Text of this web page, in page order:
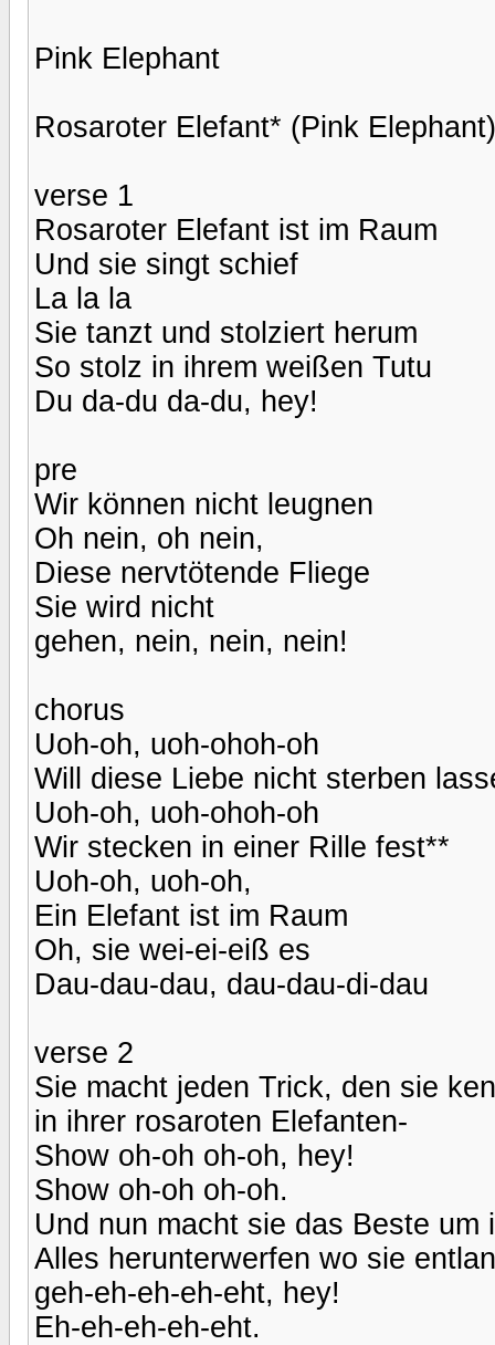
Pink Elephant
Rosaroter Elefant* (Pink Elephant)
verse 1
Rosaroter Elefant ist im Raum
Und sie singt schief
La la la
Sie tanzt und stolziert herum
So stolz in ihrem weißen Tutu
Du da-du da-du, hey!
pre
Wir können nicht leugnen
Oh nein, oh nein,
Diese nervtötende Fliege
Sie wird nicht
gehen, nein, nein, nein!
chorus
Uoh-oh, uoh-ohoh-oh
Will diese Liebe nicht sterben
Uoh-oh, uoh-ohoh-oh
Wir stecken in einer Rille fest**
Uoh-oh, uoh-oh,
Ein Elefant ist im Raum
Oh, sie wei-ei-eiß es
Dau-dau-dau, dau-dau-di-dau
verse 2
Sie macht jeden Trick, den sie
in ihrer rosaroten Elefanten-
Show oh-oh oh-oh, hey!
Show oh-oh oh-oh.
Und nun macht sie das Beste um
Alles herunterwerfen wo sie
geh-eh-eh-eh-eht, hey!
Eh-eh-eh-eh-eht.